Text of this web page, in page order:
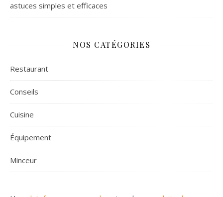
astuces simples et efficaces
NOS CATÉGORIES
Restaurant
Conseils
Cuisine
Équipement
Minceur